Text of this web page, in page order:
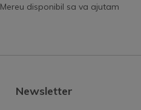
Mereu disponibil sa va ajutam
Newsletter